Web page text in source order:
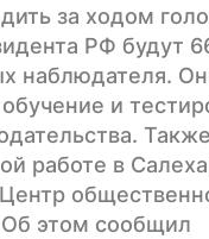
за ходом
РФ будут
наблюдателя.
и
работе в
этом сообщил